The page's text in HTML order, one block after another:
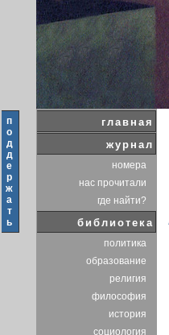
п
о
д
д
е
р
ж
а
т
ь
главная
журнал
номера
нас прочитали
где найти?
библиотека
политика
образование
религия
философия
история
социология